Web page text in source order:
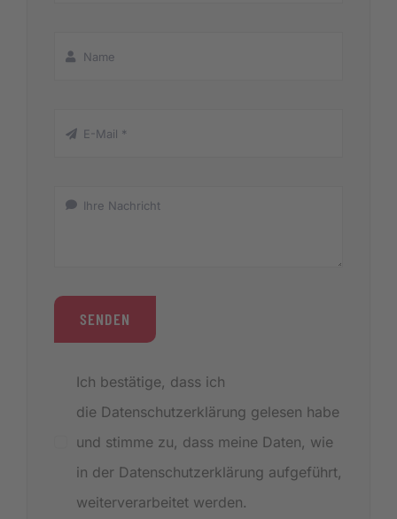
SENDEN
Ich bestätige, dass ich
die Datenschutzerklärung gelesen habe
und stimme zu, dass meine Daten, wie
in der Datenschutzerklärung aufgeführt,
weiterverarbeitet werden.